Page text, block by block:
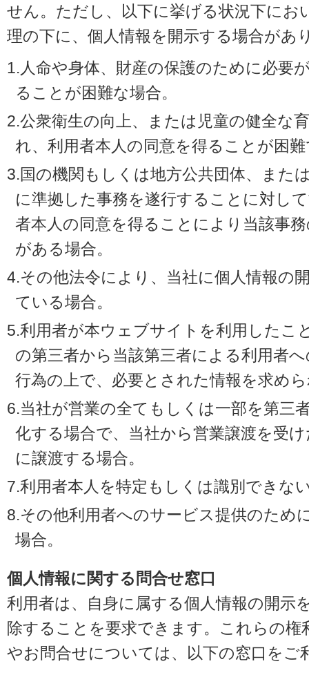
せん。ただし、以下に挙げる状況下にお
理の下に、個人情報を開示する場合があ
1.人命や身体、財産の保護のために必要
ることが困難な場合。
2.公衆衛生の向上、または児童の健全な
れ、利用者本人の同意を得ることが困
3.国の機関もしくは地方公共団体、また
に準拠した事務を遂行することに対し
者本人の同意を得ることにより当該事
がある場合。
4.その他法令により、当社に個人情報の
ている場合。
5.利用者が本ウェブサイトを利用したこ
の第三者から当該第三者による利用者
行為の上で、必要とされた情報を求め
6.当社が営業の全てもしくは一部を第三
化する場合で、当社から営業譲渡を受
に譲渡する場合。
7.利用者本人を特定もしくは識別できな
8.その他利用者へのサービス提供のため
場合。
個人情報に関する問合せ窓口
利用者は、自身に属する個人情報の開示
除することを要求できます。これらの権
やお問合せについては、以下の窓口をご